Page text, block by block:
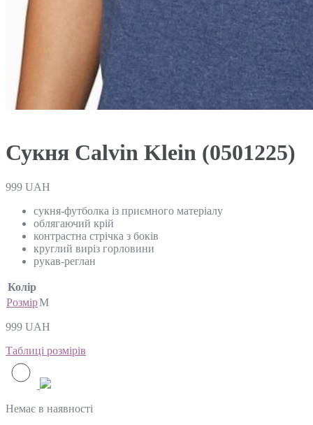
Сукня Calvin Klein (0501225)
999 UAH
сукня-футболка із приємного матеріалу
облягаючий крій
контрастна стрічка з боків
круглий виріз горловини
рукав-реглан
Колір
РозмірM
999 UAH
Таблиці розмірів
Немає в наявності